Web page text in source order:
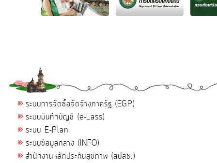
ระบบการจัดซื้อจัดจ้างภาครัฐ (EGP)
ระบบบันทึกบัญชี (e-Lass)
ระบบ E-Plan
ระบบข้อมูลกลาง (INFO)
สำนักงานหลักประกันสุขภาพ (สปสช.)